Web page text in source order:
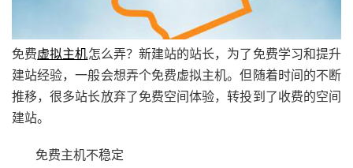
免费虚拟主机怎么弄？新建站的站长，为了免费学习和提升
建站经验，一般会想弄个免费虚拟主机。但随着时间的不断
推移，很多站长放弃了免费空间体验，转投到了收费的空间
建站。
免费主机不稳定